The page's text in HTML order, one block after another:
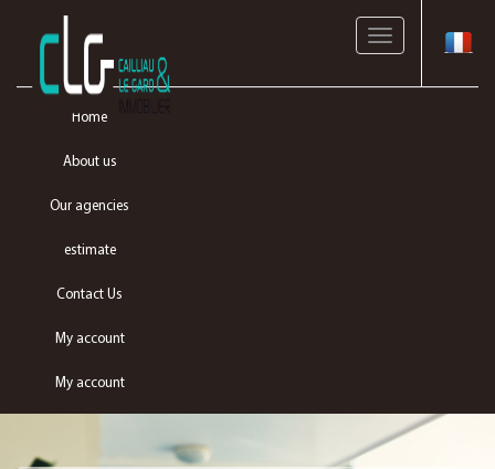
Toggle
Home
About us
Our agencies
estimate
Contact Us
My account
My account